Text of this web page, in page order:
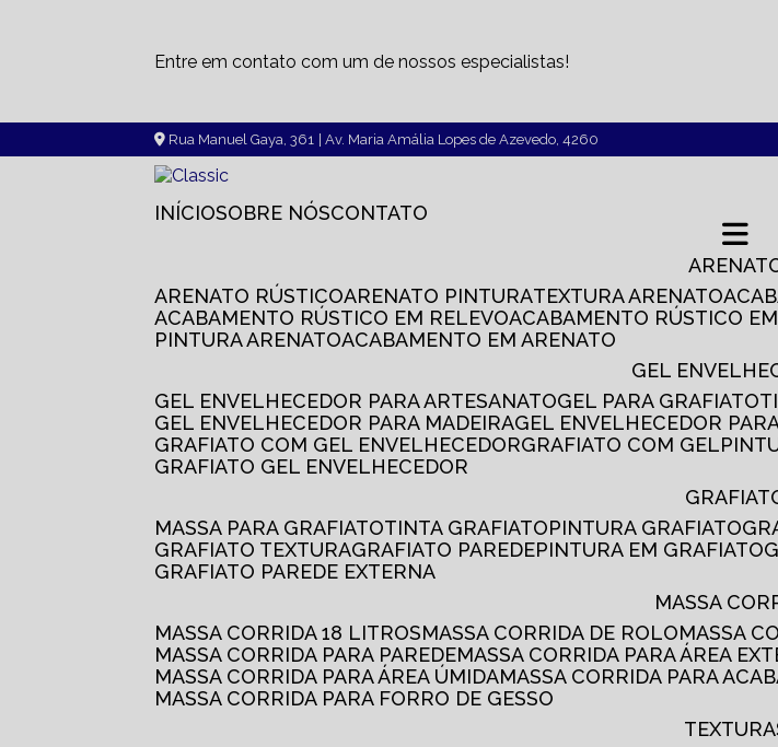
Entre em contato com um de nossos especialistas!
Rua Manuel Gaya, 361 | Av. Maria Amália Lopes de Azevedo, 4260
INÍCIO SOBRE NÓS CONTATO
ARENATO RÚSTICO
ARENATO PINTURA TEXTURA ARENATO
ACABAMENTO RÚSTICO EM RELEVO
ACABAMENTO RÚSTICO
PINTURA ARENATO
ACABAMENTO EM ARENATO
GEL
GEL ENVELHECEDOR PARA ARTESANATO
GEL PARA GRAFIATO
GEL ENVELHECEDOR PARA MADEIRA
GEL ENVELHECEDOR
GRAFIATO COM GEL ENVELHECEDOR
GRAFIATO COM GEL
GRAFIATO GEL ENVELHECEDOR
MASSA PARA GRAFIATO
TINTA GRAFIATO PINTURA GRAFIATO
GRAFIATO TEXTURA
GRAFIATO PAREDE PINTURA EM GRAFIATO
GRAFIATO PAREDE EXTERNA
MASSA
MASSA CORRIDA 18 LITROS
MASSA CORRIDA DE ROLO MASSA
MASSA CORRIDA PARA PAREDE
MASSA CORRIDA PARA ÁREA
MASSA CORRIDA PARA ÁREA ÚMIDA
MASSA CORRIDA PARA
MASSA CORRIDA PARA FORRO DE GESSO